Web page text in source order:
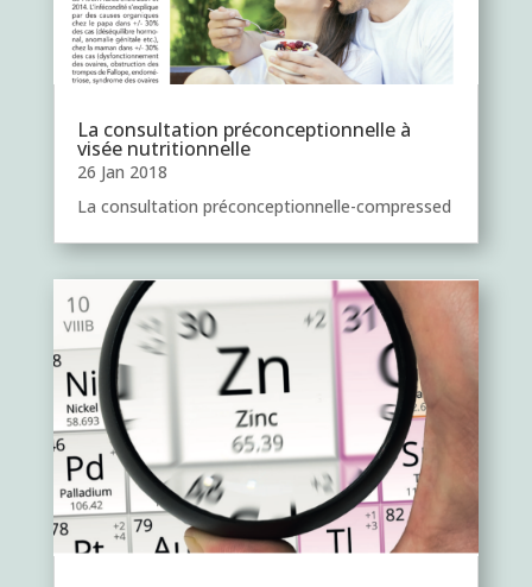
La consultation préconceptionnelle à
visée nutritionnelle
26 Jan 2018
La consultation préconceptionnelle-compressed